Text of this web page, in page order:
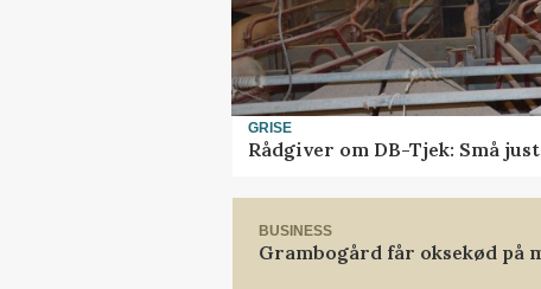
GRISE
Rådgiver om DB-Tjek: Små
BUSINESS
Grambogård får oksekød på